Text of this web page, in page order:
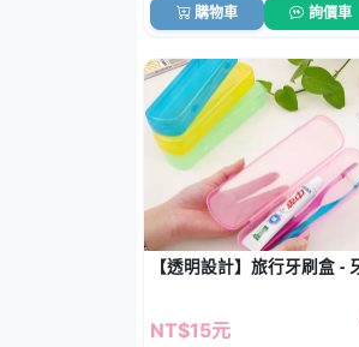
購物車 詢價車
【透明設計】旅行牙刷盒 -
NT$15元